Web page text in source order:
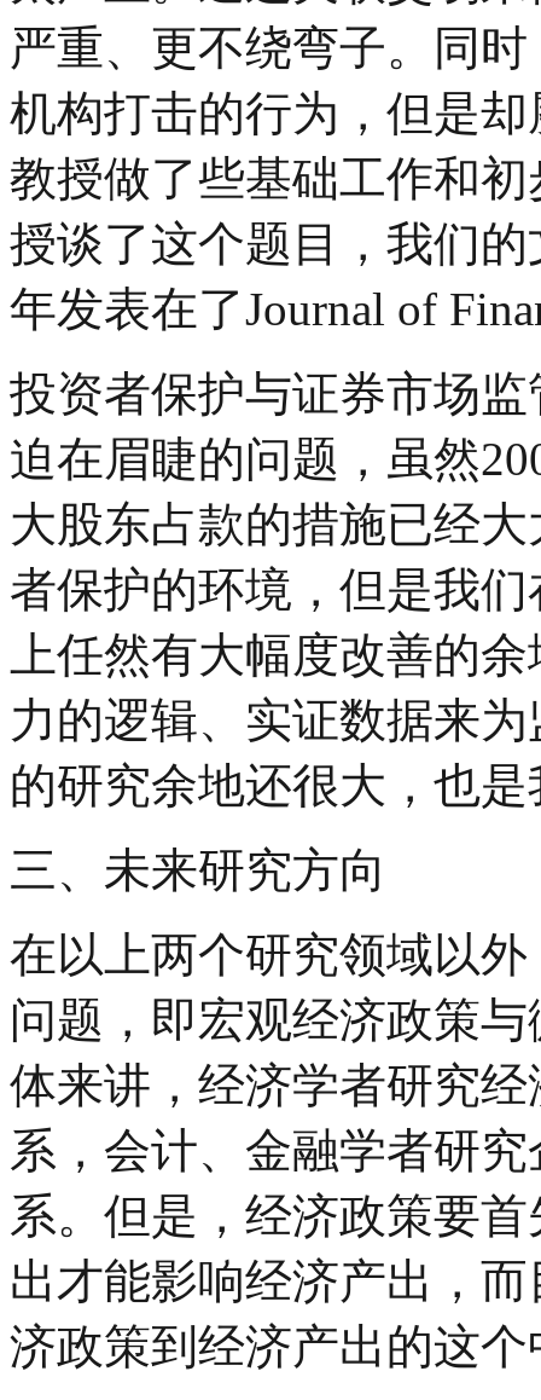
严重、更不绕弯子。同
机构打击的行为，但是
教授做了些基础工作和初
授谈了这个题目，我们
年发表在了Journal of
投资者保护与证券市场
迫在眉睫的问题，虽然
大股东占款的措施已经
者保护的环境，但是我
上任然有大幅度改善的
力的逻辑、实证数据来
的研究余地还很大，也
三、未来研究方向
在以上两个研究领域以
问题，即宏观经济政策
体来讲，经济学者研究
系，会计、金融学者研
系。但是，经济政策要
出才能影响经济产出，
济政策到经济产出的这